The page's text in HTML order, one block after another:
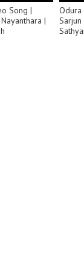
Song |
|
Odura